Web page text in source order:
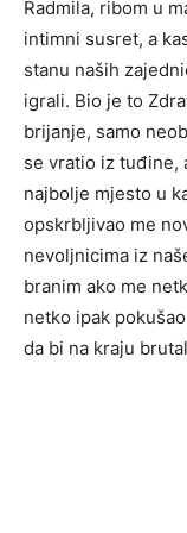
Radmila, ribom u
intimni susret, a
stanu naših
igrali. Bio je to
brijanje, samo
se vratio iz tuđine,
najbolje mjesto u
opskrbljivao me
nevoljnicima iz
branim ako me
netko ipak
da bi na kraju